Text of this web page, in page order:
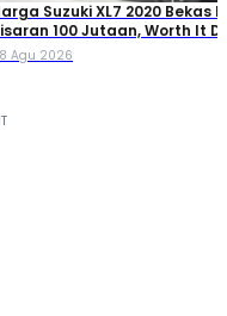
Suzuki XL7 2020 Bekas
100 Jutaan, Worth It
Agu 2026